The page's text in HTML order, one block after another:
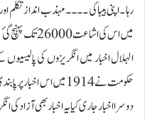
رہا ۔اپنی بیباکی ۔۔۔۔مہذب انداز
میں اس کی اشاعت 26000 تک پہنچ گئ
الہلال اخبار میں انگریزوں کی
حکومت نے 1914 میں اس
دوسرا اخبار جاری کیا یہ اخبار بھی آزاد کی